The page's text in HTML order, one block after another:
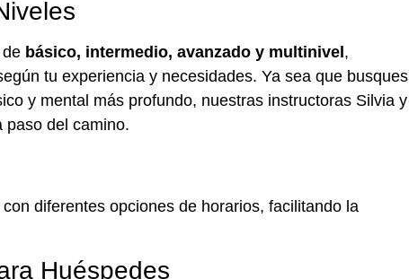
básico, intermedio, avanzado y multinivel ,
tu experiencia y necesidades. Ya sea que busques
y mental más profundo, nuestras instructoras Silvia y
paso del camino.
diferentes opciones de horarios, facilitando la
Huéspedes